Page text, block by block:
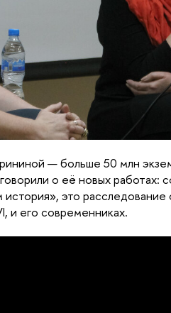
— больше 50 млн
о её новых работах:
это расследование
и его современниках.